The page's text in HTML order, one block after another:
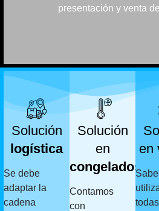
presentación y venta
Solución
logística
Se debe
adaptar la
cadena
Solución
en
congelados
Contamos
con
en